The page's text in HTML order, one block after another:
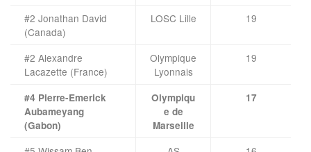
#2 Jonathan David
(Canada)
LOSC Lille 19
#2 Alexandre
Lacazette (France)
Olympique
Lyonnais
19
#4 Pierre-Emerick
Aubameyang
(Gabon)
Olympiqu
e de
Marseille
17